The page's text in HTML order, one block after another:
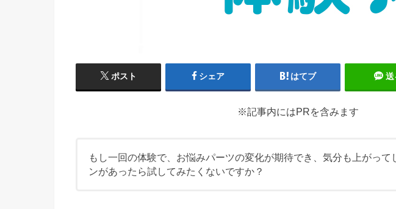
ポスト シェア はてブ 送
※記事内にはPRを含みます
もし一回の体験で、お悩みパーツの変化が期待でき、気分も上がって
ンがあったら試してみたくないですか？